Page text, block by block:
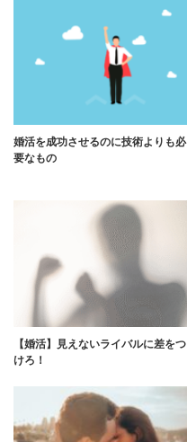
婚活を成功させるのに技術よりも必
要なもの
【婚活】見えないライバルに差をつ
けろ！